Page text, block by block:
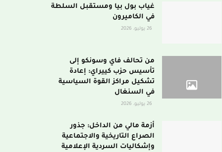
غياب بول بيا ومستقبل السلطة
في الكاميرون
من تحالف فاي وسونكو إلى
تأسيس حزب كييراي: إعادة
تشكيل مراكز القوة السياسية
في السنغال
أزمة مالي من الداخل: جذور
الصراع التاريخية والاجتماعية
وإشكاليات السردية الإعلامية